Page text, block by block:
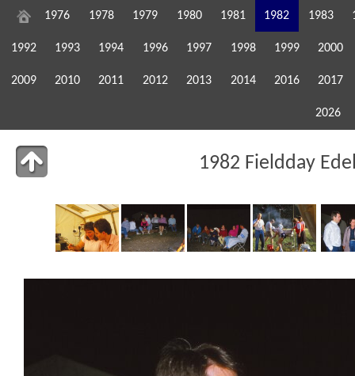
1976 1978 1979 1980 1981 1982 1983
1992 1993 1994 1996 1997 1998 1999 2000
2009 2010 2011 2012 2013 2014 2016 2017
2026
1982 Fieldday